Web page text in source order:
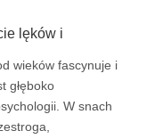
lęków i
wieków fascynuje i
głęboko
W snach